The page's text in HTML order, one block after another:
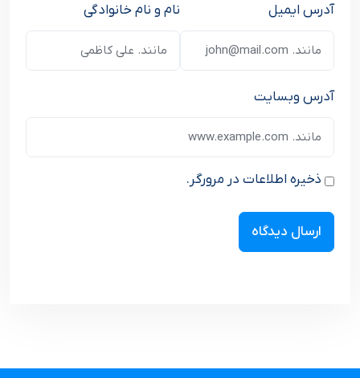
نام و نام خانوادگی آدرس ایمیل
آدرس وبسایت
ذخیره اطلاعات در مرورگر.